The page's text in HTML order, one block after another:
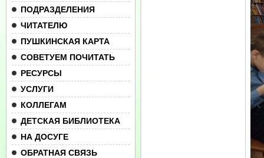
ПОДРАЗДЕЛЕНИЯ
ЧИТАТЕЛЮ
ПУШКИНСКАЯ КАРТА
СОВЕТУЕМ ПОЧИТАТЬ
РЕСУРСЫ
УСЛУГИ
КОЛЛЕГАМ
ДЕТСКАЯ БИБЛИОТЕКА
НА ДОСУГЕ
ОБРАТНАЯ СВЯЗЬ